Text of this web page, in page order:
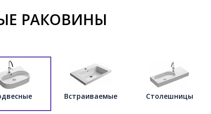
РАКОВИНЫ
Встраиваемые Столешницы